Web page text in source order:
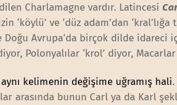
Charlamagne vardır. Latincesi
‘köylü’ ve ‘düz adam’dan
Avrupa’da birçok dilde idareci
Polonyalılar ‘krol’ diyor,
aynı kelimenin değişime uğramış hali
arasında bunun Carl ya da Karl